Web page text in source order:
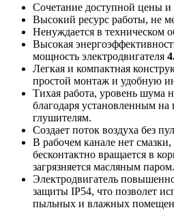
Сочетание доступной цены
Высокий ресурс работы, не
Ненуждается в техническом
Высокая
мощность электродвигателя
Легкая и компактная
простой монтаж и удобную
Тихая работа, уровень шума
благодаря установленным
глушителям.
Создает поток воздуха без
В рабочем канале нет
бесконтактно вращается в
загрязняется масляным паром.
Электродвигатель
защиты IP54, что позволет
пыльных и влажных